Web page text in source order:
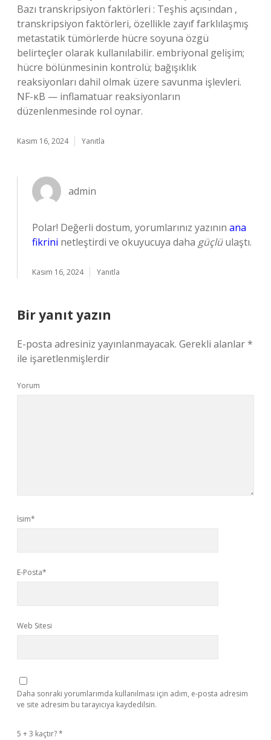
Bazı transkripsiyon faktörleri : Teşhis açısından ,
transkripsiyon faktörleri, özellikle zayıf farklılaşmış
metastatik tümörlerde hücre soyuna özgü
belirteçler olarak kullanılabilir. embriyonal gelişim;
hücre bölünmesinin kontrolü; bağışıklık
reaksiyonları dahil olmak üzere savunma işlevleri.
NF-κB — inflamatuar reaksiyonların
düzenlenmesinde rol oynar.
Kasım 16, 2024 Yanıtla
admin
Polar! Değerli dostum, yorumlarınız yazının ana
fikrini netleştirdi ve okuyucuya daha güçlüulaştı.
Kasım 16, 2024 Yanıtla
Bir yanıt yazın
E-posta adresiniz yayınlanmayacak. Gerekli alanlar*
ile işaretlenmişlerdir
Yorum
İsim*
E-Posta*
Web Sitesi
Daha sonraki yorumlarımda kullanılması için adım, e-posta adresim
ve site adresim bu tarayıcıya kaydedilsin.
5 + 3 kaçtır?*